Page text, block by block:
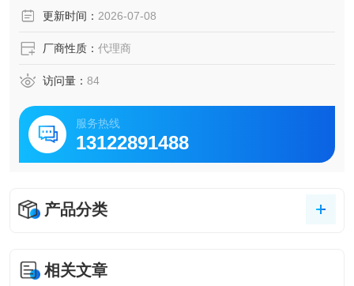
移小，部分型号支持定制化量程输出，可适配复杂工况下的
更新时间： 2026-07-08
厂商性质： 代理商
访问量： 84
服务热线
13122891488
产品分类
相关文章